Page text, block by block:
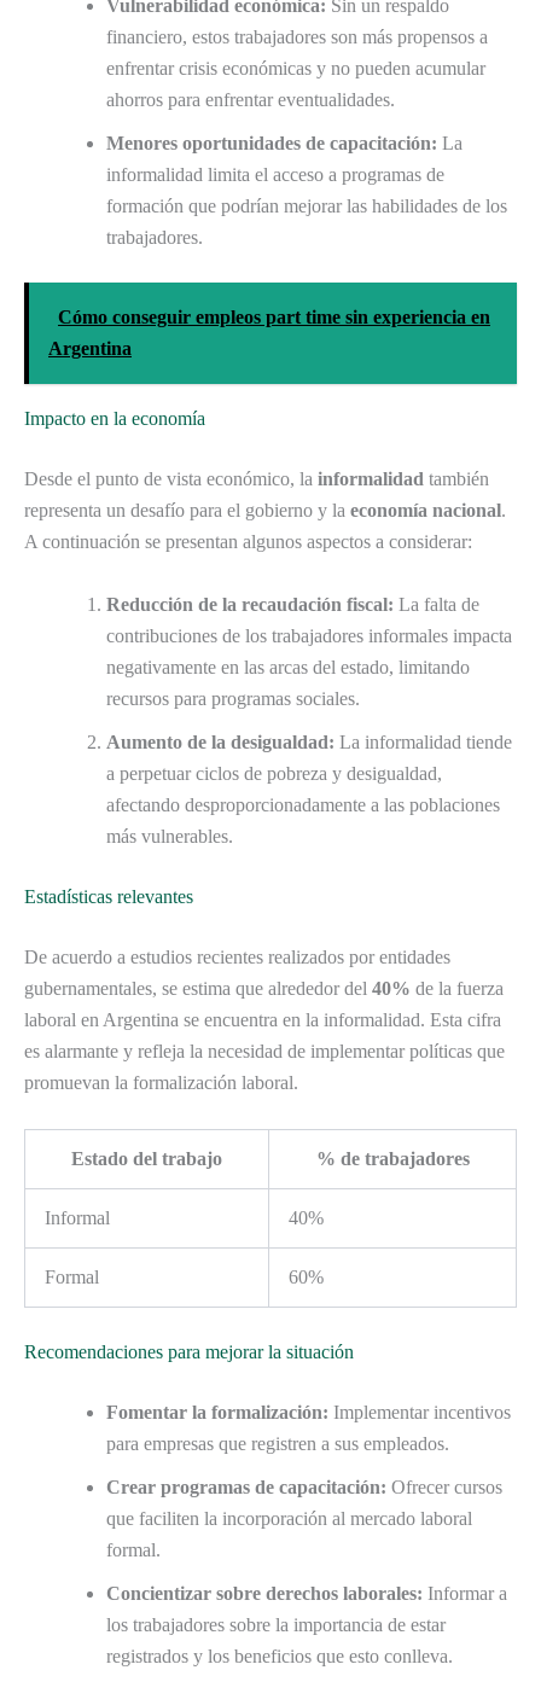
Vulnerabilidad económica: Sin un respaldo
financiero, estos trabajadores son más propensos a
enfrentar crisis económicas y no pueden acumular
ahorros para enfrentar eventualidades.
Menores oportunidades de capacitación: La
informalidad limita el acceso a programas de
formación que podrían mejorar las habilidades de los
trabajadores.
Cómo conseguir empleos part time sin experiencia en
Argentina
Impacto en la economía
Desde el punto de vista económico, la informalidad también
representa un desafío para el gobierno y la economía nacional.
A continuación se presentan algunos aspectos a considerar:
Reducción de la recaudación fiscal: La falta de
contribuciones de los trabajadores informales impacta
negativamente en las arcas del estado, limitando
recursos para programas sociales.
Aumento de la desigualdad: La informalidad tiende
a perpetuar ciclos de pobreza y desigualdad,
afectando desproporcionadamente a las poblaciones
más vulnerables.
Estadísticas relevantes
De acuerdo a estudios recientes realizados por entidades
gubernamentales, se estima que alrededor del 40% de la fuerza
laboral en Argentina se encuentra en la informalidad. Esta cifra
es alarmante y refleja la necesidad de implementar políticas que
promuevan la formalización laboral.
Estado del trabajo % de trabajadores
Informal 40%
Formal 60%
Recomendaciones para mejorar la situación
Fomentar la formalización: Implementar incentivos
para empresas que registren a sus empleados.
Crear programas de capacitación: Ofrecer cursos
que faciliten la incorporación al mercado laboral
formal.
Concientizar sobre derechos laborales: Informar a
los trabajadores sobre la importancia de estar
registrados y los beneficios que esto conlleva.